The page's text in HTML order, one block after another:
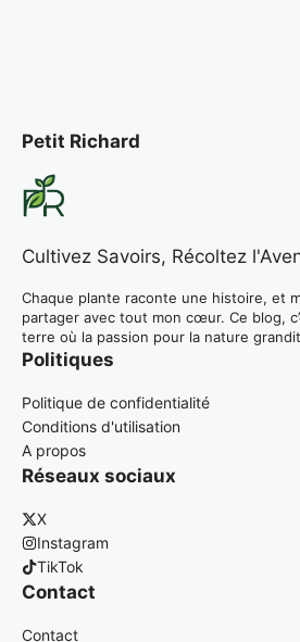
Petit Richard
Cultivez Savoirs, Récoltez
Chaque plante raconte une histoire, et
partager avec tout mon cœur. Ce blog,
terre où la passion pour la nature
Politiques
Politique de confidentialité
Conditions d'utilisation
A propos
Réseaux sociaux
X
Instagram
TikTok
Contact
Contact